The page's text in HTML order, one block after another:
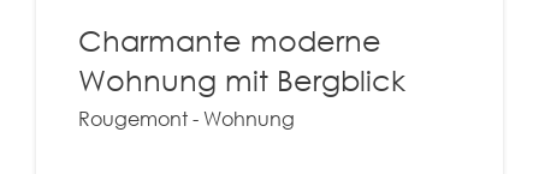
Charmante moderne
Wohnung mit Bergblick
Rougemont - Wohnung